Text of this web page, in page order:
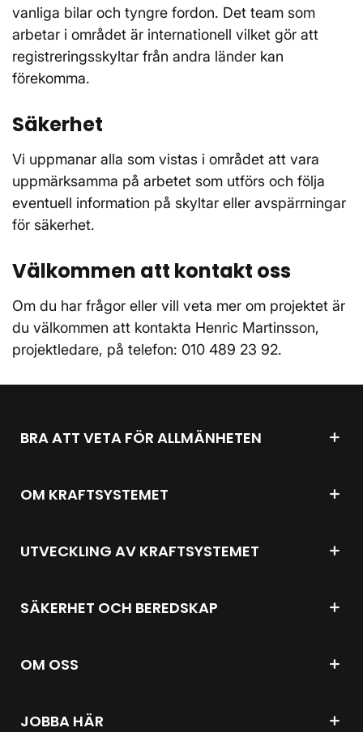
vanliga bilar och tyngre fordon. Det team som
arbetar i området är internationell vilket gör att
registreringsskyltar från andra länder kan
förekomma.
Säkerhet
Vi uppmanar alla som vistas i området att vara
uppmärksamma på arbetet som utförs och följa
eventuell information på skyltar eller avspärrningar
för säkerhet.
Välkommen att kontakt oss
Om du har frågor eller vill veta mer om projektet är
du välkommen att kontakta Henric Martinsson,
projektledare, på telefon: 010 489 23 92.
BRA ATT VETA FÖR ALLMÄNHETEN
OM KRAFTSYSTEMET
UTVECKLING AV KRAFTSYSTEMET
SÄKERHET OCH BEREDSKAP
OM OSS
JOBBA HÄR